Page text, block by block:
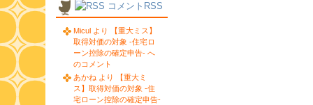
コメントRSS
Micul より 【重大ミス】
取得対価の対象 -住宅ロ
ーン控除の確定申告- へ
のコメント
あかね より 【重大ミ
ス】取得対価の対象 -住
宅ローン控除の確定申告-